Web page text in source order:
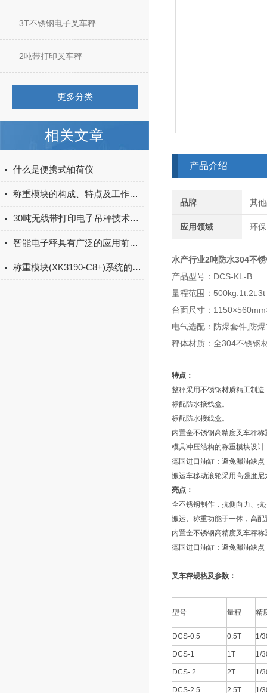
3T不锈钢电子叉车秤
2吨带打印叉车秤
更多分类
相关文章
什么是便携式轴荷仪
称重模块的构成、特点及工作原理
30吨无线带打印电子吊秤技术指标
智能电子秤具有广泛的应用前景和市场需求
称重模块(XK3190-C8+)系统的标定方法
产品介绍
品牌 其
应用领域 环
水产行业2吨防水304不
产品型号：DCS-KL-B
量程范围：500kg.1t.2t.3t
台面尺寸：
电气选配：防爆套件,防
秤体材质：全304不锈钢
特点：
整秤采用不锈钢材质精工制
标配防水接线盒。
标配防水接线盒。
内置全不锈钢高精度叉车秤
模具冲压结构的称重模块设
德国进口油缸：避免漏油缺
搬运车移动滚轮采用高强度
亮点：
全不锈钢制作，抗侧向力、
搬运、称重功能于一体，高
内置全不锈钢高精度叉车秤
德国进口油缸：避免漏油缺
叉车秤规格及参数：
型号 量程 精
DCS-0.5 0.5T 1/
DCS-1 1T 1/
DCS- 2 2T 1/
DCS-2.5 2.5T 1/